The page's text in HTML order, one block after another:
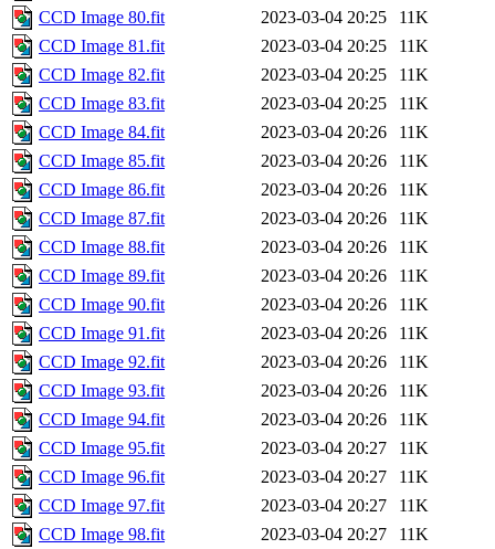
CCD Image 80.fit
2023-03-04 20:25
11K
CCD Image 81.fit
2023-03-04 20:25
11K
CCD Image 82.fit
2023-03-04 20:25
11K
CCD Image 83.fit
2023-03-04 20:25
11K
CCD Image 84.fit
2023-03-04 20:26
11K
CCD Image 85.fit
2023-03-04 20:26
11K
CCD Image 86.fit
2023-03-04 20:26
11K
CCD Image 87.fit
2023-03-04 20:26
11K
CCD Image 88.fit
2023-03-04 20:26
11K
CCD Image 89.fit
2023-03-04 20:26
11K
CCD Image 90.fit
2023-03-04 20:26
11K
CCD Image 91.fit
2023-03-04 20:26
11K
CCD Image 92.fit
2023-03-04 20:26
11K
CCD Image 93.fit
2023-03-04 20:26
11K
CCD Image 94.fit
2023-03-04 20:26
11K
CCD Image 95.fit
2023-03-04 20:27
11K
CCD Image 96.fit
2023-03-04 20:27
11K
CCD Image 97.fit
2023-03-04 20:27
11K
CCD Image 98.fit
2023-03-04 20:27
11K